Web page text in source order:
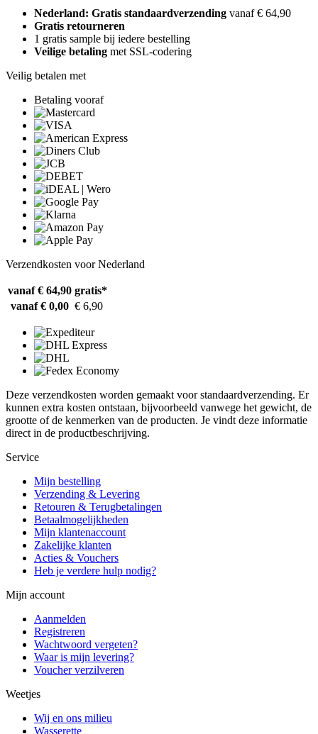
Nederland: Gratis standaardverzending vanaf € 64,90
Gratis retourneren
1 gratis sample bij iedere bestelling
Veilige betaling met SSL-codering
Veilig betalen met
Betaling vooraf
Verzendkosten voor Nederland
vanaf € 64,90 gratis*
vanaf € 0,00 € 6,90
Deze verzendkosten worden gemaakt voor standaardverzending. Er
kunnen extra kosten ontstaan, bijvoorbeeld vanwege het gewicht, de
grootte of de kenmerken van de producten. Je vindt deze informatie
direct in de productbeschrijving.
Service
Mijn bestelling
Verzending & Levering
Retouren & Terugbetalingen
Betaalmogelijkheden
Mijn klantenaccount
Zakelijke klanten
Acties & Vouchers
Heb je verdere hulp nodig?
Mijn account
Aanmelden
Registreren
Wachtwoord vergeten?
Waar is mijn levering?
Voucher verzilveren
Weetjes
Wij en ons milieu
Wasserette